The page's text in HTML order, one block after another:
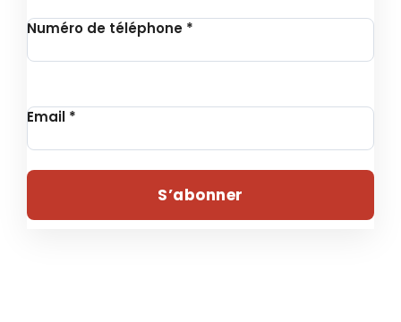
Numéro de téléphone *
Email *
S’abonner